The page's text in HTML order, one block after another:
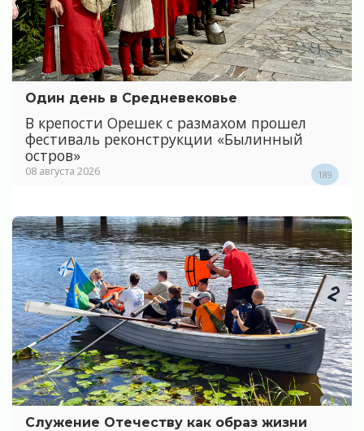
Один день в Средневековье
В крепости Орешек с размахом прошел
фестиваль реконструкции «Былинный
остров»
08 августа 2026 189
Служение Отечеству как образ жизни